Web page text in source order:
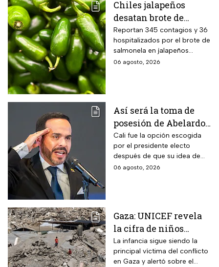
Chiles jalapeños
desatan brote de
salmonella en 27
estados de EUA
Reportan 345 contagios y 36
hospitalizados por el brote de
salmonela en jalapeños
exportados desde México
06 agosto, 2026
Así será la toma de
posesión de Abelardo
de la Espriella en Cali,
Colombia: fecha, hora
y dónde ver
Cali fue la opción escogida
por el presidente electo
después de que su idea de
hacerlo en una guarnición
06 agosto, 2026
Gaza: UNICEF revela
la cifra de niños
muertos tras alto al
fuego
La infancia sigue siendo la
principal víctima del conflicto
en Gaza y alertó sobre el